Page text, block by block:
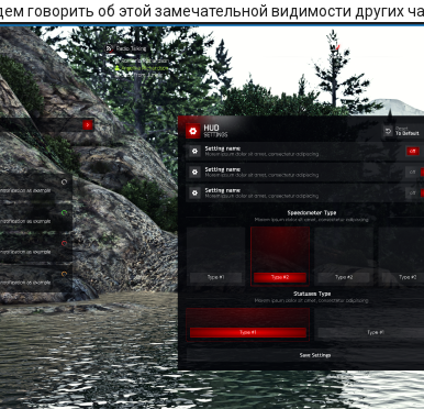
говорить об этой замечательной видимости других